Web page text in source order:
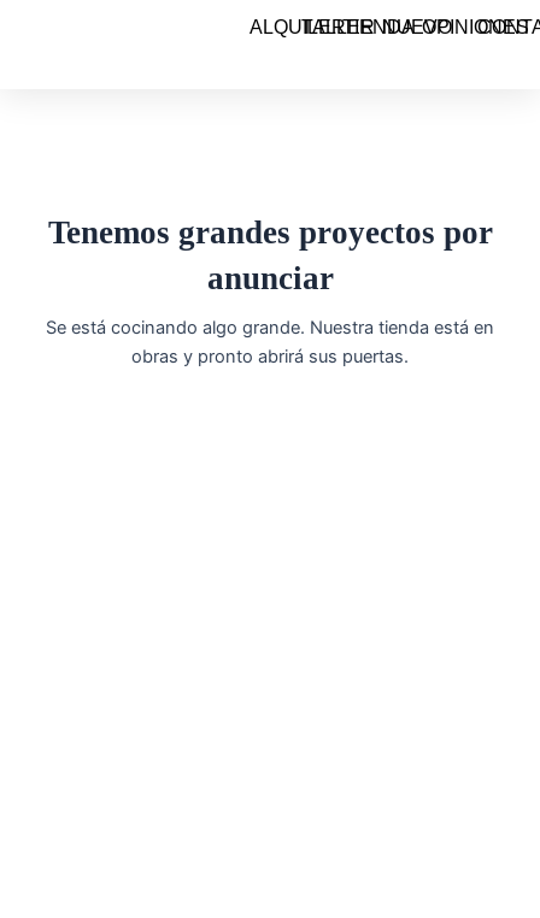
ALQUILER
TALLERTIENDANUEVOOPINIONES
Tenemos grandes proyectos por
anunciar
Se está cocinando algo grande. Nuestra tienda está en
obras y pronto abrirá sus puertas.